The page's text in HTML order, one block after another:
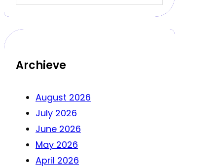
Archieve
August 2026
July 2026
June 2026
May 2026
April 2026